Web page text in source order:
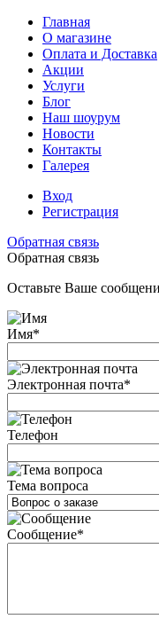
Главная
О магазине
Оплата и Доставка
Акции
Услуги
Блог
Наш шоурум
Новости
Контакты
Галерея
Вход
Регистрация
Обратная связь
Обратная связь
Оставьте Ваше
Имя*
Электронная почта*
Телефон
Тема вопроса
Сообщение*